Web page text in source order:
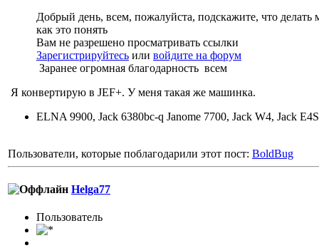
Добрый день, всем, пожалуйста, подскажите, что
как это понять
Вам не разрешено просматривать ссылки
Зарегистрируйтесь или войдите на форум
Заранее огромная благодарность всем
Я конвертирую в JEF+. У меня такая же машинка.
ELNA 9900, Jack 6380bc-q Janome 7700, Jack W4, Jack E4S
Пользователи, которые поблагодарили этот пост: BoldBug
Helga77
Пользователь